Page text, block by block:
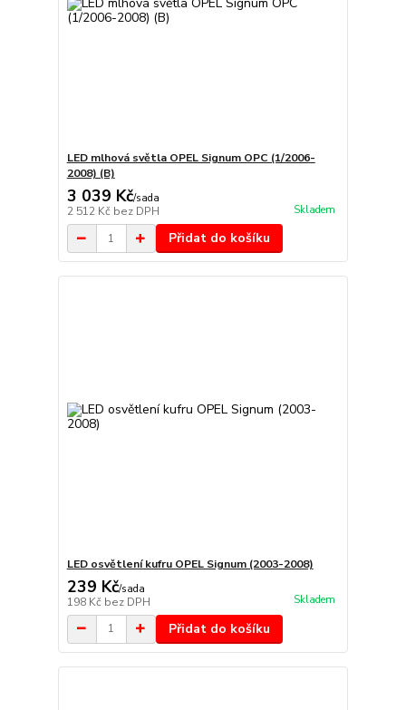
LED mlhová světla OPEL Signum OPC (1/2006-
2008) (B)
3 039 Kč/sada
2 512 Kč bez DPH Skladem
Přidat do košíku
LED osvětlení kufru OPEL Signum (2003-2008)
239 Kč/sada
198 Kč bez DPH Skladem
Přidat do košíku